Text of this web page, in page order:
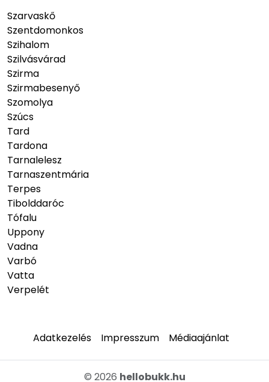
Szarvaskő
Szentdomonkos
Szihalom
Szilvásvárad
Szirma
Szirmabesenyő
Szomolya
Szúcs
Tard
Tardona
Tarnalelesz
Tarnaszentmária
Terpes
Tibolddaróc
Tófalu
Uppony
Vadna
Varbó
Vatta
Verpelét
Adatkezelés Impresszum Médiaajánlat
© 2026 hellobukk.hu